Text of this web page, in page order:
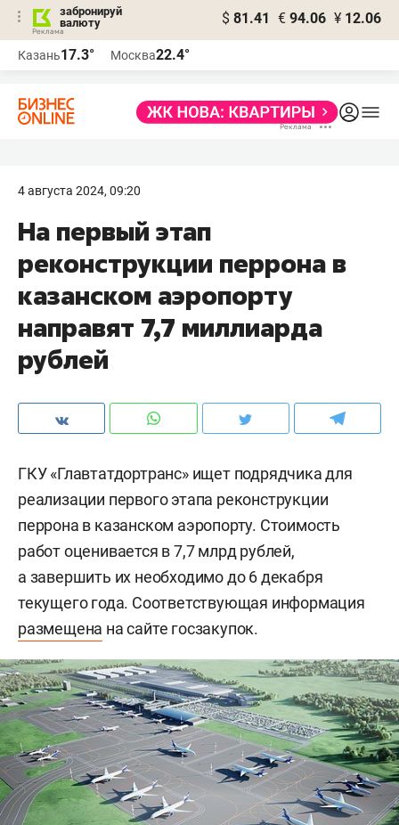
забронируй
валюту
$ 81.41 € 94.06 ¥ 12.06
Казань17.3° Москва22.4°
4 августа 2024, 09:20
На первый этап
реконструкции перрона в
казанском аэропорту
направят 7,7 миллиарда
рублей
ГКУ «Главтатдортранс» ищет подрядчика для
реализации первого этапа реконструкции
перрона в казанском аэропорту. Стоимость
работ оценивается в 7,7 млрд рублей,
а завершить их необходимо до 6 декабря
текущего года. Соответствующая информация
размещена на сайте госзакупок.